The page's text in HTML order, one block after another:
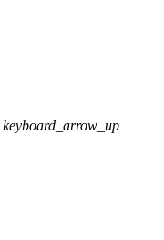
keyboard_arrow_up